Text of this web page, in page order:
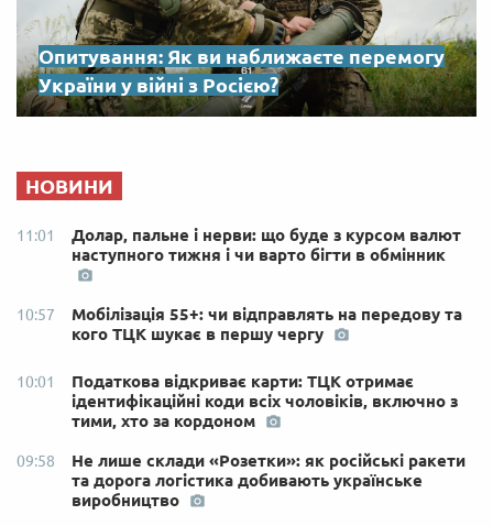
Опитування: Як ви наближаєте перемогу
України у війні з Росією?
НОВИНИ
11:01
Долар, пальне і нерви: що буде з курсом валют
наступного тижня і чи варто бігти в обмінник
10:57
Мобілізація 55+: чи відправлять на передову та
кого ТЦК шукає в першу чергу
10:01
Податкова відкриває карти: ТЦК отримає
ідентифікаційні коди всіх чоловіків, включно з
тими, хто за кордоном
09:58
Не лише склади «Розетки»: як російські ракети
та дорога логістика добивають українське
виробництво